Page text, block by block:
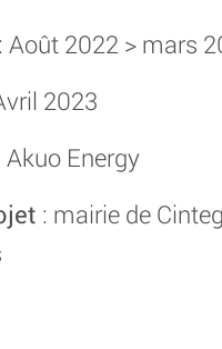
2022 > mars
2023
Akuo Energy
: mairie de